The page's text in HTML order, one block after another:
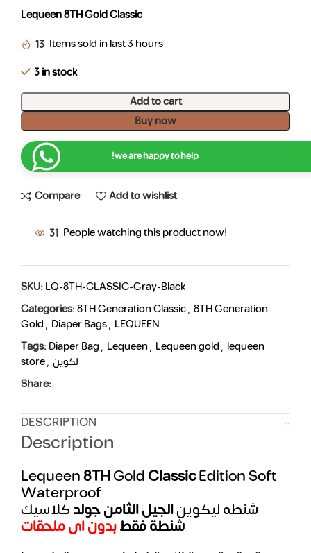
Lequeen 8TH Gold Classic
13 Items sold in last 3 hours
3 in stock
Add to cart
Buy now
we are happy to help!
Compare Add to wishlist
31 People watching this product now!
SKU:LQ-8TH-CLASSIC-Gray-Black
Categories:8TH Generation Classic, 8TH Generation
Gold, Diaper Bags, LEQUEEN
Tags:Diaper Bag, Lequeen, Lequeen gold, lequeen
store, لكوين
Share:
DESCRIPTION
Description
Lequeen8THGoldClassicEdition Soft
Waterproof
شنطه ليكوينالجيل الثامن جولدكلاسيك
شنطة فقطبدون اى ملحقات